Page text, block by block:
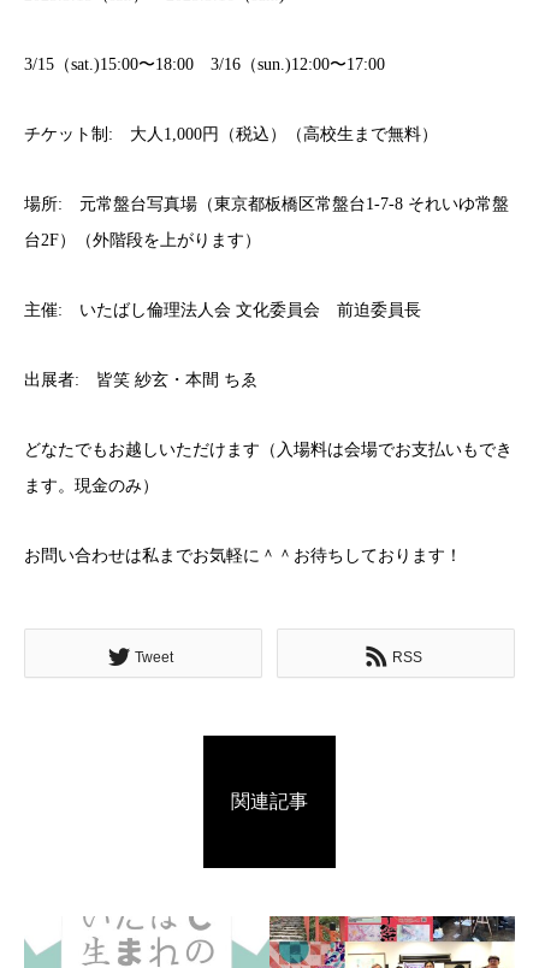
3/15（sat.)15:00〜18:00 3/16（sun.)12:00〜17:00
チケット制: 大人1,000円（税込）（高校生まで無料）
場所: 元常盤台写真場（東京都板橋区常盤台1-7-8 それいゆ常盤
台2F）（外階段を上がります）
主催: いたばし倫理法人会 文化委員会 前迫委員長
出展者: 皆笑 紗玄・本間 ちゑ
どなたでもお越しいただけます（入場料は会場でお支払いもでき
ます。現金のみ）
お問い合わせは私までお気軽に＾＾お待ちしております！
Tweet RSS
関連記事